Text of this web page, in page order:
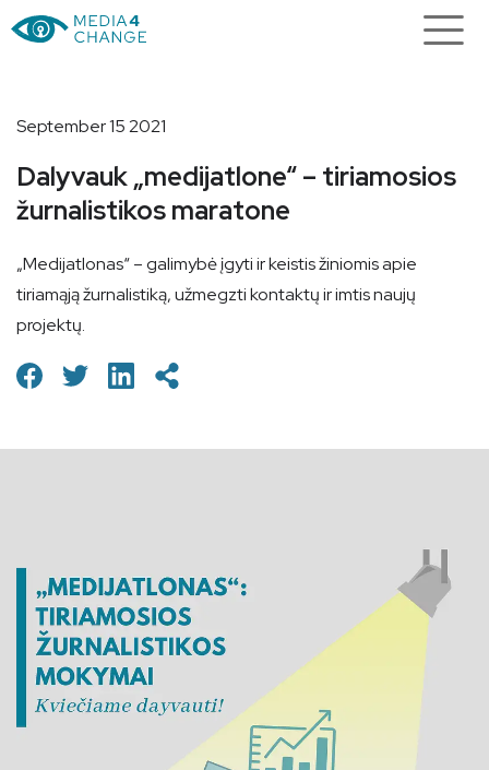
September 15 2021
Dalyvauk „medijatlone“ – tiriamosios
žurnalistikos maratone
„Medijatlonas“ – galimybė įgyti ir keistis žiniomis apie
tiriamąją žurnalistiką, užmegzti kontaktų ir imtis naujų
projektų.